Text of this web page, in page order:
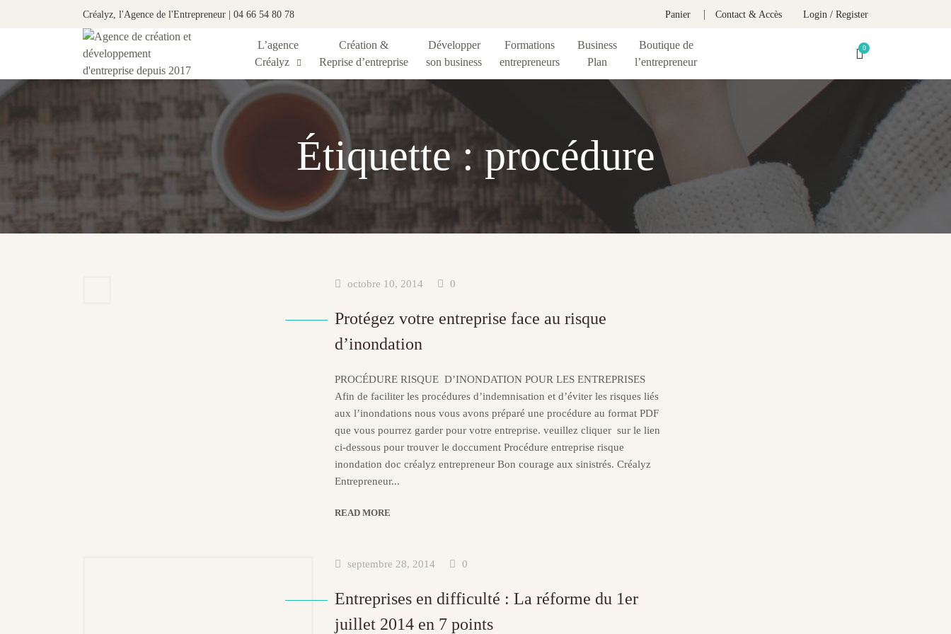
Créalyz, l'Agence de l'Entrepreneur | 04 66 54 80 78 Panier Contact & Accès Login / Register
L’agence
Créalyz
Création &
Reprise d’entreprise
Développer
son business
Formations
entrepreneurs
Business
Plan
Boutique de
l’entrepreneur
Étiquette :procédure
octobre 10, 2014 0
Protégez votre entreprise face au risque
d’inondation
PROCÉDURE RISQUE D’INONDATION POUR LES ENTREPRISES
Afin de faciliter les procédures d’indemnisation et d’éviter les risques liés
aux l’inondations nous vous avons préparé une procédure au format PDF
que vous pourrez garder pour votre entreprise. veuillez cliquer sur le lien
ci-dessous pour trouver le doccument Procédure entreprise risque
inondation doc créalyz entrepreneur Bon courage aux sinistrés. Créalyz
Entrepreneur...
READ MORE
septembre 28, 2014 0
Entreprises en difficulté : La réforme du 1er
juillet 2014 en 7 points